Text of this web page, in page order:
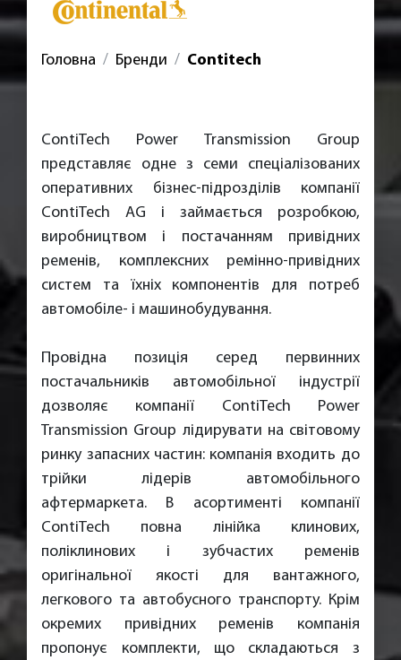
Головна Бренди Contitech
ContiTech Power Transmission Group
представляє одне з семи спеціалізованих
оперативних бізнес-підрозділів компанії
ContiTech AG і займається розробкою,
виробництвом і постачанням привідних
ременів, комплексних ремінно-привідних
систем та їхніх компонентів для потреб
автомобіле- і машинобудування.
Провідна позиція серед первинних
постачальників автомобільної індустрії
дозволяє компанії ContiTech Power
Transmission Group лідирувати на світовому
ринку запасних частин: компанія входить до
трійки лідерів автомобільного
афтермаркета. В асортименті компанії
ContiTech повна лінійка клинових,
поліклинових і зубчастих ременів
оригінальної якості для вантажного,
легкового та автобусного транспорту. Крім
окремих привідних ременів компанія
пропонує комплекти, що складаються з